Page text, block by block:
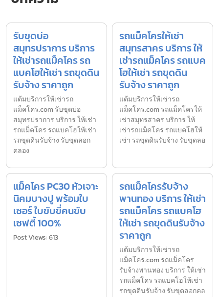
รับขุดบ่อ
สมุทรปราการ บริการ
ให้เช่ารถแม็คโคร รถ
แบคโฮให้เช่า รถขุดดิน
รับจ้าง ราคาถูก
แต้มบริการให้เช่ารถ
แม็คโคร.com รับขุดบ่อ
สมุทรปราการ บริการ ให้เช่า
รถแม็คโคร รถแบคโฮให้เช่า
รถขุดดินรับจ้าง รับขุดลอก
คลอง
รถแม็คโครให้เช่า
สมุทรสาคร บริการ ให้
เช่ารถแม็คโคร รถแบค
โฮให้เช่า รถขุดดิน
รับจ้าง ราคาถูก
แต้มบริการให้เช่ารถ
แม็คโคร.com รถแม็คโครให้
เช่าสมุทรสาคร บริการ ให้
เช่ารถแม็คโคร รถแบคโฮให้
เช่า รถขุดดินรับจ้าง รับขุดลอ
แม็คโคร PC30 หัวเจาะ
นิคมบางปู พร้อมใบ
เซอร์ ใบขับขี่คนขับ
เซฟตี้ 100%
Post Views: 613
รถแม็คโครรับจ้าง
พานทอง บริการ ให้เช่า
รถแม็คโคร รถแบคโฮ
ให้เช่า รถขุดดินรับจ้าง
ราคาถูก
แต้มบริการให้เช่ารถ
แม็คโคร.com รถแม็คโคร
รับจ้างพานทอง บริการ ให้เช่า
รถแม็คโคร รถแบคโฮให้เช่า
รถขุดดินรับจ้าง รับขุดลอกคล